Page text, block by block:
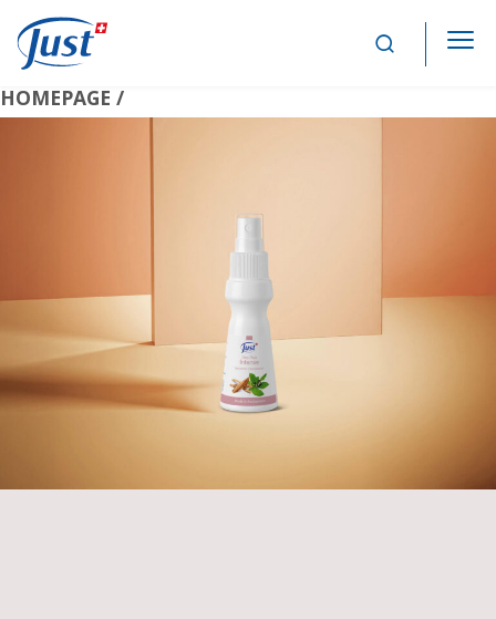
Main Navigation
HOMEPAGE /